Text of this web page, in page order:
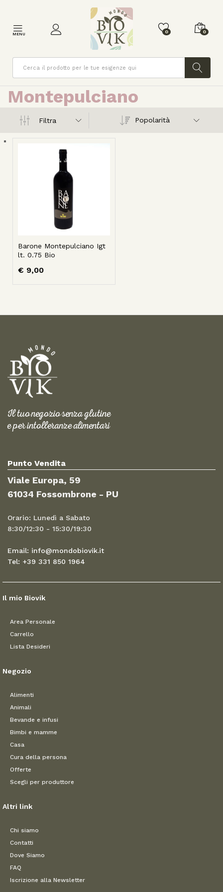
MENU 0 0
Cerca
Montepulciano
Filtra Popolarità
Barone Montepulciano Igt
lt. 0.75 Bio
€ 9,00
Il tuo negozio senza glutine
e per intolleranze alimentari
Punto Vendita
Viale Europa, 59
61034 Fossombrone - PU
Orario: Lunedì a Sabato
8:30/12:30 - 15:30/19:30
Email: info@mondobiovik.it
Tel: +39 331 850 1964
Il mio Biovik
Area Personale
Carrello
Lista Desideri
Negozio
Alimenti
Animali
Bevande e infusi
Bimbi e mamme
Casa
Cura della persona
Offerte
Scegli per produttore
Altri link
Chi siamo
Contatti
Dove Siamo
FAQ
Iscrizione alla Newsletter